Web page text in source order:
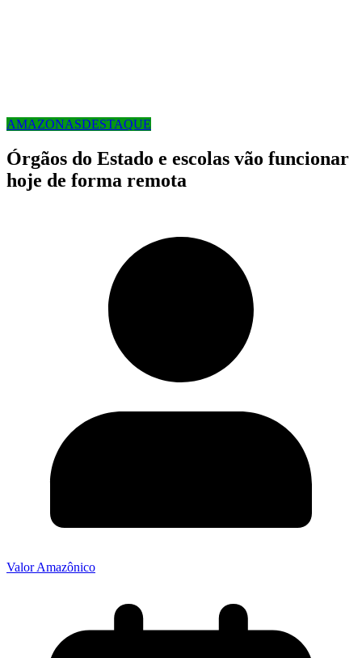
AMAZONASDESTAQUE
Órgãos do Estado e escolas vão funcionar
hoje de forma remota
Valor Amazônico